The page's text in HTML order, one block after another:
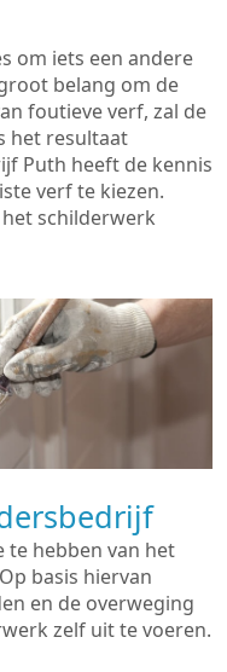
om iets een andere
belang om de
foutieve verf, zal de
het resultaat
Puth heeft de kennis
verf te kiezen.
schilderwerk
te hebben van het
basis hiervan
en de overweging
zelf uit te voeren.